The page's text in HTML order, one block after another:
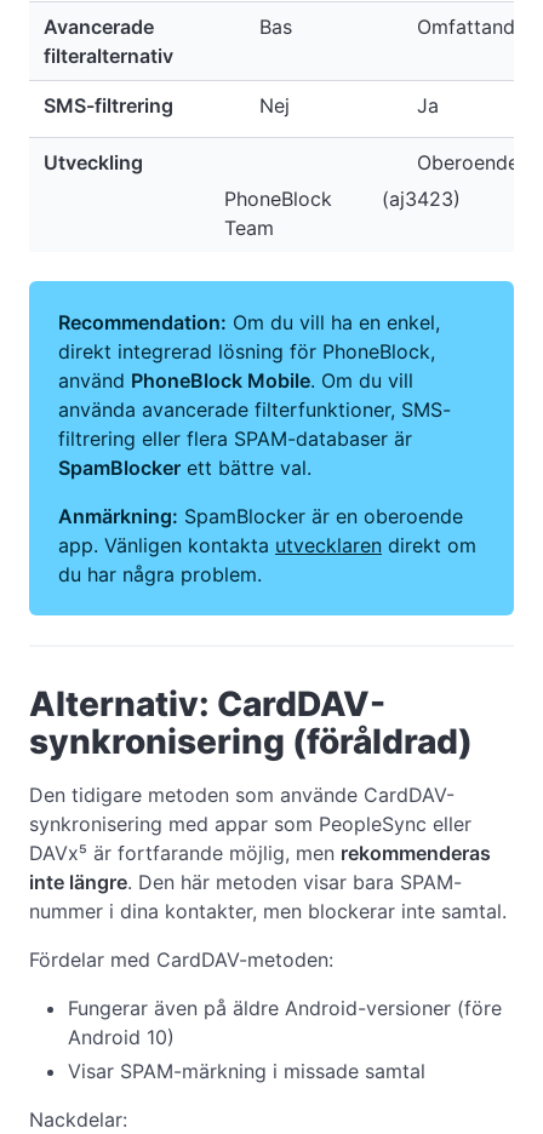
Avancerade
filteralternativ
Bas Omfattande
SMS-filtrering Nej Ja
Utveckling
PhoneBlock
Team
Oberoende
(aj3423)
Recommendation: Om du vill ha en enkel,
direkt integrerad lösning för PhoneBlock,
använd PhoneBlock Mobile. Om du vill
använda avancerade filterfunktioner, SMS-
filtrering eller flera SPAM-databaser är
SpamBlocker ett bättre val.
Anmärkning: SpamBlocker är en oberoende
app. Vänligen kontakta utvecklaren direkt om
du har några problem.
Alternativ: CardDAV-
synkronisering (föråldrad)
Den tidigare metoden som använde CardDAV-
synkronisering med appar som PeopleSync eller
DAVx⁵ är fortfarande möjlig, men rekommenderas
inte längre. Den här metoden visar bara SPAM-
nummer i dina kontakter, men blockerar inte samtal.
Fördelar med CardDAV-metoden:
Fungerar även på äldre Android-versioner (före
Android 10)
Visar SPAM-märkning i missade samtal
Nackdelar: